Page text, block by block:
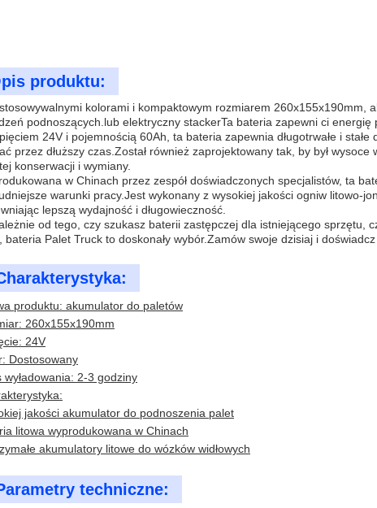
produktu:
kolorami i kompaktowym rozmiarem 260x155x190mm,
podnoszących.lub elektryczny stackerTa bateria zapewni ci
24V i pojemnością 60Ah, ta bateria zapewnia długotrwałe i
przez dłuższy czas.Został również zaprojektowany tak, by był
konserwacji i wymiany.
w Chinach przez zespół doświadczonych specjalistów, ta
warunki pracy.Jest wykonany z wysokiej jakości ogniw litowo-
lepszą wydajność i długowieczność.
od tego, czy szukasz baterii zastępczej dla istniejącego sprzętu,
bateria Palet Truck to doskonały wybór.Zamów swoje dzisiaj i
produktu: akumulator do paletów
260x155x190mm
24V
Dostosowany
wyładowania: 2-3 godziny
jakości akumulator do podnoszenia palet
litowa wyprodukowana w Chinach
akumulatory litowe do wózków widłowych
techniczne: